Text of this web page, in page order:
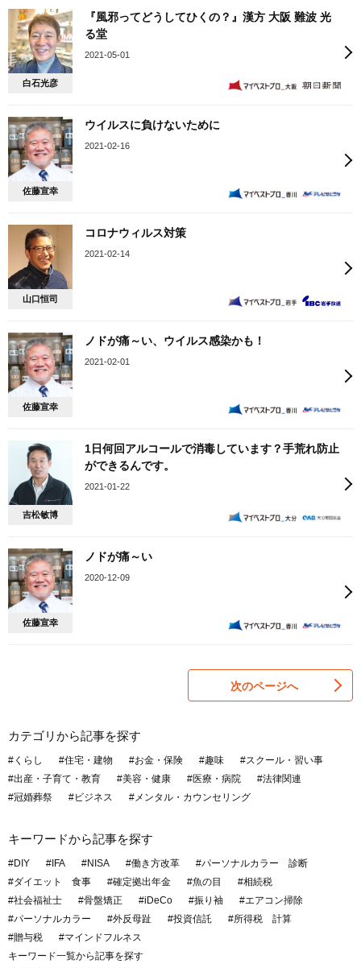
白石光彦
『風邪ってどうしてひくの？』漢方 大阪 難波 光
る堂
2021-05-01
佐藤宣幸
ウイルスに負けないために
2021-02-16
山口恒司
コロナウィルス対策
2021-02-14
佐藤宣幸
ノドが痛～い、ウイルス感染かも！
2021-02-01
吉松敏博
1日何回アルコールで消毒しています？手荒れ防止
ができるんです。
2021-01-22
佐藤宣幸
ノドが痛～い
2020-12-09
次のページへ
カテゴリから記事を探す
#くらし #住宅・建物 #お金・保険 #趣味
#スクール・習い事
#出産・子育て・教育
#美容・健康 #医療・病院
#法律関連
#冠婚葬祭
#ビジネス #メンタル・カウンセリング
キーワードから記事を探す
#DIY #IFA #NISA #働き方改革
#パーソナルカラー 診断
#ダイエット 食事
#確定拠出年金 #魚の目
#相続税
#社会福祉士
#骨盤矯正 #iDeCo #振り袖
#エアコン掃除
#パーソナルカラー
#外反母趾 #投資信託
#所得税 計算
#贈与税
#マインドフルネス
キーワード一覧から記事を探す